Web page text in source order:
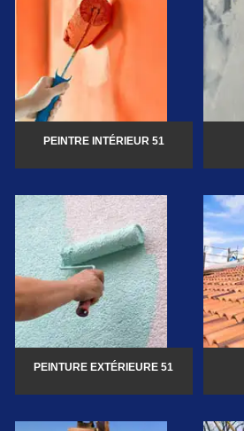
PEINTRE INTÉRIEUR 51
PEINTURE EXTÉRIEURE 51